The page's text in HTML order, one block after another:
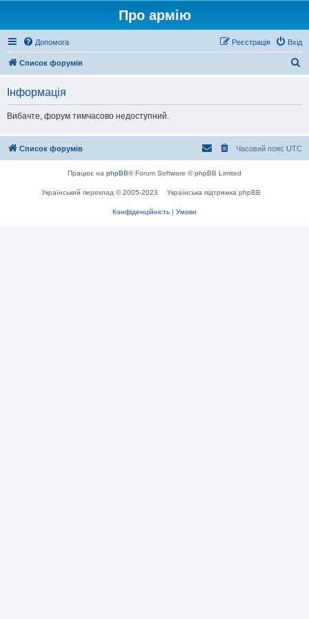
Про армію
Допомога Вхід
Реєстрація
Список форумів
Інформація
Вибачте, форум тимчасово недоступний.
Список форумів Часовий пояс UTC
Працює на phpBB® Forum Software © phpBB Limited
Український переклад © 2005-2023 Українська підтримка phpBB
Конфіденційність | Умови